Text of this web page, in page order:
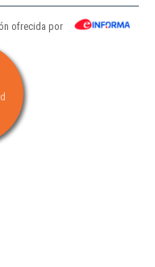
ofrecida por